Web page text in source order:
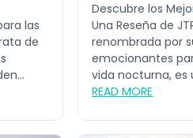
las
de
Descubre los
Una Reseña de
renombrada por
emocionantes
vida nocturna, es
READ MORE